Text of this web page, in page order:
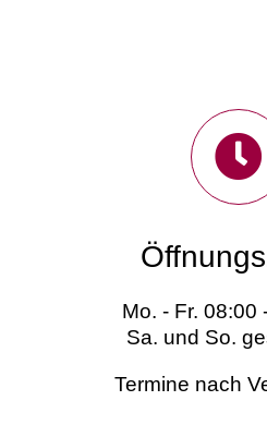
Mo. - Fr. 08:00
Sa. und So.
Termine nach